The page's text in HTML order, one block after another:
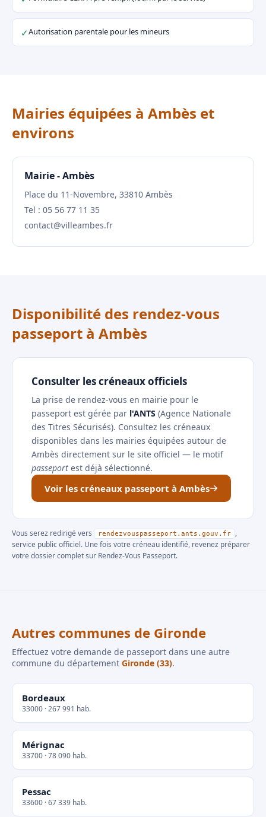
✓Autorisation parentale pour les mineurs
Mairies équipées à Ambès et
environs
Mairie - Ambès
Place du 11-Novembre, 33810 Ambès
Tel : 05 56 77 11 35
contact@villeambes.fr
Disponibilité des rendez-vous
passeport à Ambès
Consulter les créneaux officiels
La prise de rendez-vous en mairie pour le
passeport est gérée par l'ANTS (Agence Nationale
des Titres Sécurisés). Consultez les créneaux
disponibles dans les mairies équipées autour de
Ambès directement sur le site officiel — le motif
passeport est déjà sélectionné.
Voir les créneaux passeport à Ambès
Vous serez redirigé vers rendezvouspasseport.ants.gouv.fr
,
service public officiel. Une fois votre créneau identifié, revenez préparer
votre dossier complet sur Rendez-Vous Passeport.
Autres communes de Gironde
Effectuez votre demande de passeport dans une autre
commune du département Gironde (33).
Bordeaux
33000 · 267 991 hab.
Mérignac
33700 · 78 090 hab.
Pessac
33600 · 67 339 hab.